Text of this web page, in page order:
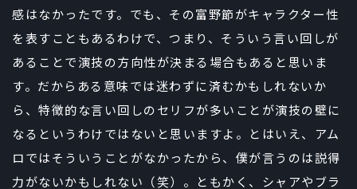
感はなかったです。でも、その富野節がキャラクター性
を表すこともあるわけで、つまり、そういう言い回しが
あることで演技の方向性が決まる場合もあると思いま
す。だからある意味では迷わずに済むかもしれないか
ら、特徴的な言い回しのセリフが多いことが演技の壁に
なるというわけではないと思いますよ。とはいえ、アム
ロではそういうことがなかったから、僕が言うのは説得
力がないかもしれない（笑）。ともかく、シャアやブラ